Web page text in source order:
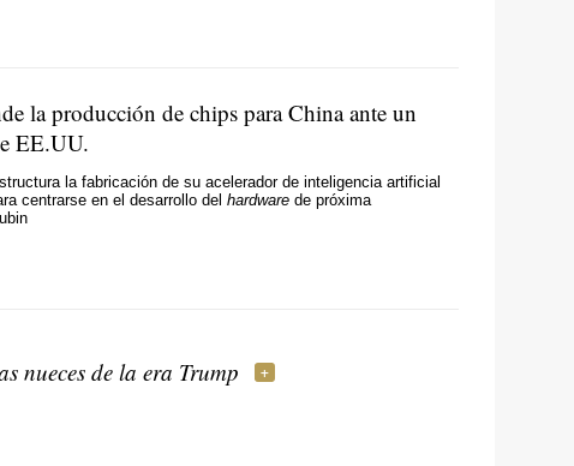
la producción de chips para China ante un
EE.UU.
la fabricación de su acelerador de inteligencia artificial
centrarse en el desarrollo del hardware de próxima
nueces de la era Trump